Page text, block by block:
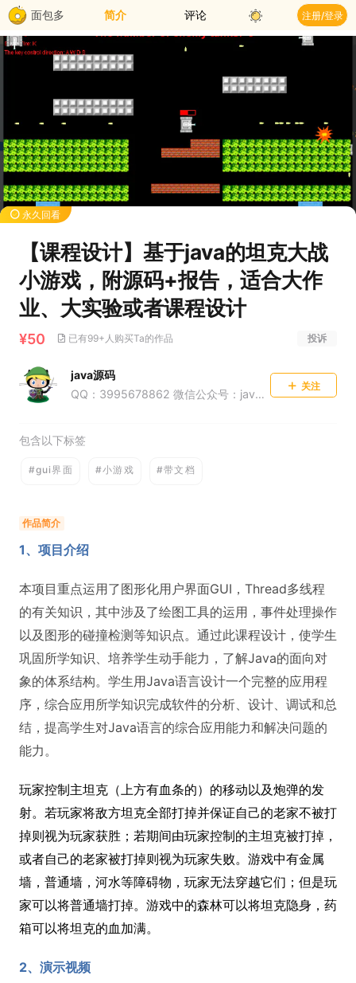
面包多 简介 评论 注册/登录
永久回看
【课程设计】基于java的坦克大战
小游戏，附源码+报告，适合大作
业、大实验或者课程设计
¥50 已有99+人购买Ta的作品 投诉
java源码
QQ：3995678862 微信公众号：java源码集合
关注
包含以下标签
#gui界面 #小游戏 #带文档
作品简介
1、项目介绍
本项目重点运用了图形化用户界面GUI，Thread多线程
的有关知识，其中涉及了绘图工具的运用，事件处理操作
以及图形的碰撞检测等知识点。通过此课程设计，使学生
巩固所学知识、培养学生动手能力，了解Java的面向对
象的体系结构。学生用Java语言设计一个完整的应用程
序，综合应用所学知识完成软件的分析、设计、调试和总
结，提高学生对Java语言的综合应用能力和解决问题的
能力。
玩家控制主坦克（上方有血条的）的移动以及炮弹的发
射。若玩家将敌方坦克全部打掉并保证自己的老家不被打
掉则视为玩家获胜；若期间由玩家控制的主坦克被打掉，
或者自己的老家被打掉则视为玩家失败。游戏中有金属
墙，普通墙，河水等障碍物，玩家无法穿越它们；但是玩
家可以将普通墙打掉。游戏中的森林可以将坦克隐身，药
箱可以将坦克的血加满。
2、演示视频